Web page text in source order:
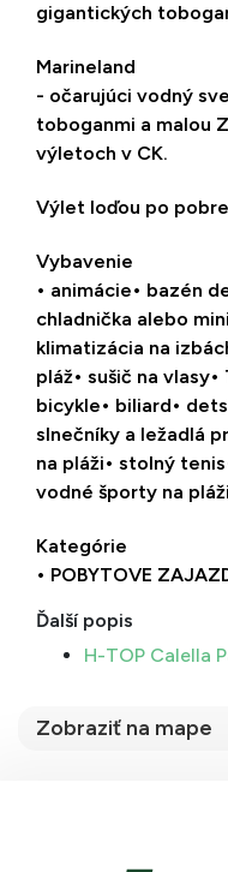
gigantických
Marineland
- očarujúci vodný
toboganmi a malou
výletoch v CK.
Výlet loďou po
Vybavenie
• animácie• bazén
chladnička alebo
klimatizácia na
pláž• sušič na vlasy•
bicykle• biliard•
slnečníky a ležadlá
na pláži• stolný tenis
vodné športy na pláži
Kategórie
• POBYTOVE
Ďalší popis
H-TOP Calella
Zobraziť na mape